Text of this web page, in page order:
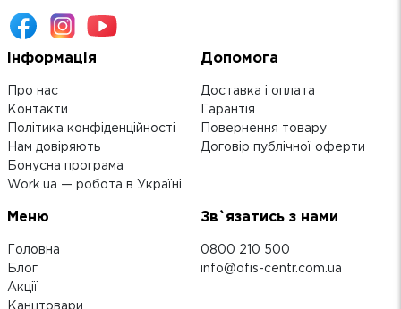
Інформація
Про нас
Контакти
Політика конфіденційності
Нам довіряють
Бонусна програма
Work.ua — робота в Україні
Допомога
Доставка і оплата
Гарантія
Повернення товару
Договір публічної оферти
Меню
Головна
Блог
Акції
Канцтовари
Зв`язатись з нами
0800 210 500
info@ofis-centr.com.ua